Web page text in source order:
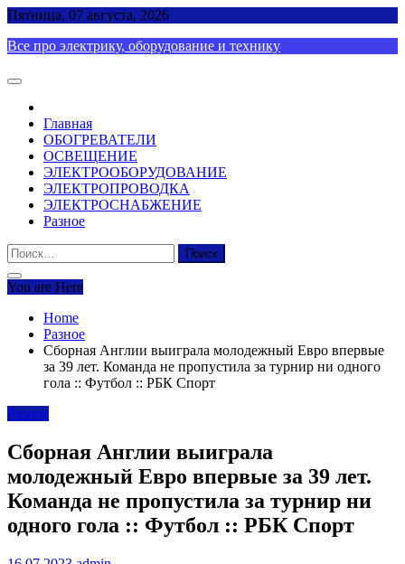
Skip
content
Пятница, 07 августа, 2026
Все про электрику, оборудование и технику
Главная
ОБОГРЕВАТЕЛИ
ОСВЕЩЕНИЕ
ЭЛЕКТРООБОРУДОВАНИЕ
ЭЛЕКТРОПРОВОДКА
ЭЛЕКТРОСНАБЖЕНИЕ
Разное
Найти:
You are Here
Home
Разное
Сборная Англии выиграла молодежный Евро впервые
за 39 лет. Команда не пропустила за турнир ни одного
гола :: Футбол :: РБК Спорт
Разное
Сборная Англии выиграла
молодежный Евро впервые за 39 лет.
Команда не пропустила за турнир ни
одного гола :: Футбол :: РБК Спорт